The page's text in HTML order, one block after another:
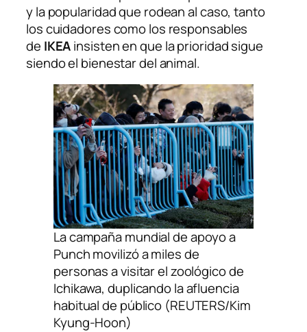
y la popularidad que rodean al caso, tanto
los cuidadores como los responsables
de IKEAinsisten en que la prioridad sigue
siendo el bienestar del animal.
La campaña mundial de apoyo a
Punch movilizó a miles de
personas a visitar el zoológico de
Ichikawa, duplicando la afluencia
habitual de público (REUTERS/Kim
Kyung-Hoon)